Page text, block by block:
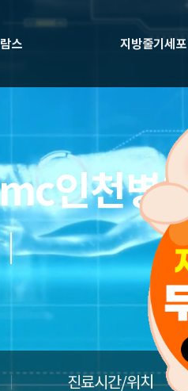
람스 지방줄기세포
인천병
진료시간/위치